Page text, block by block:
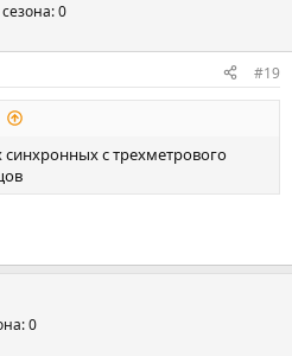
0
#19
с трехметрового
0